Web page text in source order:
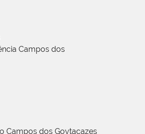
Campos dos
Campos dos Goytacazes